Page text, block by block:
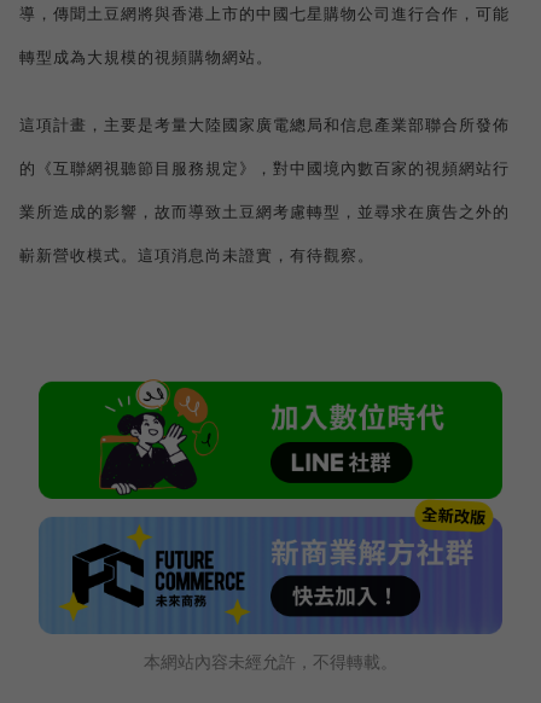
導，傳聞土豆網將與香港上市的中國七星購物公司進行合作，可能
轉型成為大規模的視頻購物網站。
這項計畫，主要是考量大陸國家廣電總局和信息產業部聯合所發佈
的《互聯網視聽節目服務規定》，對中國境內數百家的視頻網站行
業所造成的影響，故而導致土豆網考慮轉型，並尋求在廣告之外的
嶄新營收模式。這項消息尚未證實，有待觀察。
本網站內容未經允許，不得轉載。